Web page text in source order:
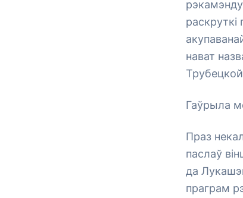
раскруткі
нават
Гаўрыла
Праз
паслаў
да
праграм